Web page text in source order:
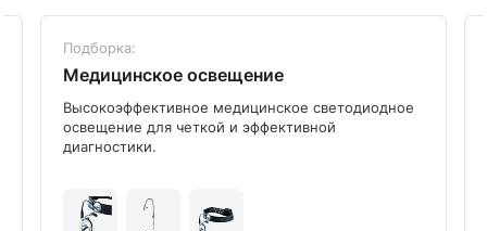
Подборка:
Медицинское освещение
Высокоэффективное медицинское светодиодное
освещение для четкой и эффективной
диагностики.